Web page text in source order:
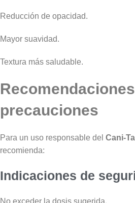
Reducción de opacidad.
Mayor suavidad.
Textura más saludable.
precauciones
Para un uso responsable del Cani-
recomienda:
Indicaciones de
No exceder la dosis sugerida.